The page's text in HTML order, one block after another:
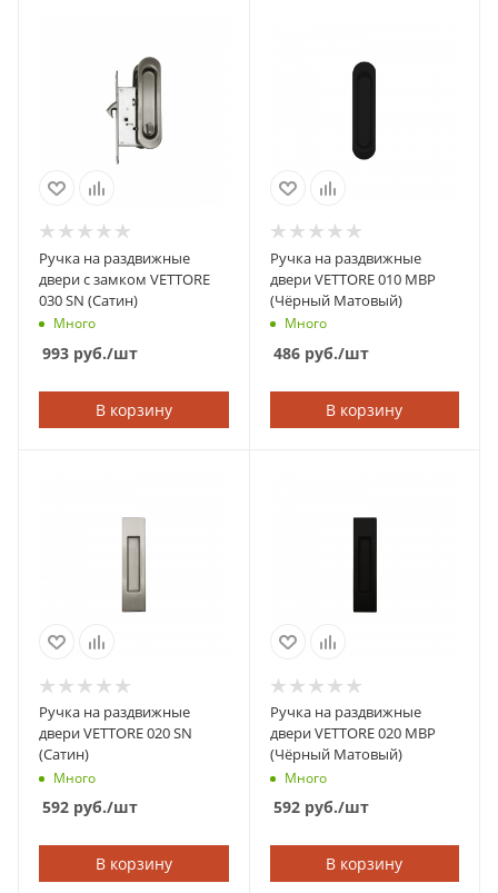
Ручка на раздвижные
двери с замком VETTORE
030 SN (Сатин)
Много
993 руб./шт
В корзину
Ручка на раздвижные
двери VETTORE 010 MBP
(Чёрный Матовый)
Много
486руб./шт
В корзину
Ручка на раздвижные
двери VETTORE 020 SN
(Сатин)
Много
592 руб./шт
В корзину
Ручка на раздвижные
двери VETTORE 020 MBP
(Чёрный Матовый)
Много
592руб./шт
В корзину